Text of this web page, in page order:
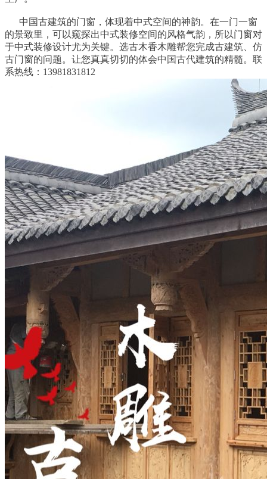
中国古建筑的门窗，体现着中式空间的神韵。在一门一窗
的景致里，可以窥探出中式装修空间的风格气韵，所以门窗对
于中式装修设计尤为关键。选古木香木雕帮您完成古建筑、仿
古门窗的问题。让您真真切切的体会中国古代建筑的精髓。联
系热线：13981831812